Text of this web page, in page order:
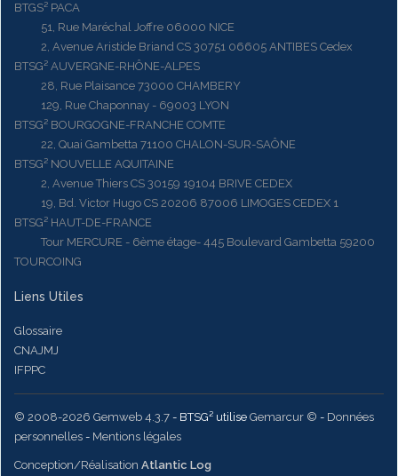
BTGS² PACA
51, Rue Maréchal Joffre 06000 NICE
2, Avenue Aristide Briand CS 30751 06605 ANTIBES Cedex
BTSG² AUVERGNE-RHÔNE-ALPES
28, Rue Plaisance 73000 CHAMBERY
129, Rue Chaponnay - 69003 LYON
BTSG² BOURGOGNE-FRANCHE COMTE
22, Quai Gambetta 71100 CHALON-SUR-SAÔNE
BTSG² NOUVELLE AQUITAINE
2, Avenue Thiers CS 30159 19104 BRIVE CEDEX
19, Bd. Victor Hugo CS 20206 87006 LIMOGES CEDEX 1
BTSG² HAUT-DE-FRANCE
Tour MERCURE - 6ème étage- 445 Boulevard Gambetta 59200
TOURCOING
Liens Utiles
Glossaire
CNAJMJ
IFPPC
© 2008-2026 Gemweb 4.3.7 - BTSG² utilise Gemarcur © - Données
personnelles - Mentions légales
Conception/Réalisation Atlantic Log